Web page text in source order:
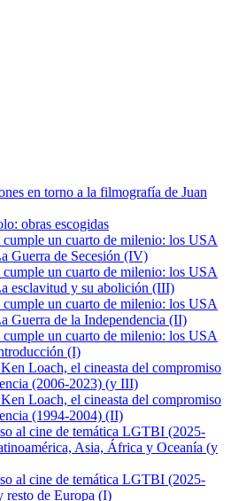
en torno a la filmografía de Juan
obras escogidas
cumple un cuarto de milenio: los USA
Guerra de Secesión (IV)
cumple un cuarto de milenio: los USA
esclavitud y su abolición (III)
cumple un cuarto de milenio: los USA
Guerra de la Independencia (II)
cumple un cuarto de milenio: los USA
(I)
Loach, el cineasta del compromiso
(2006-2023) (y III)
Loach, el cineasta del compromiso
(1994-2004) (II)
al cine de temática LGTBI (2025-
Asia, África y Oceanía (y
al cine de temática LGTBI (2025-
resto de Europa (I)